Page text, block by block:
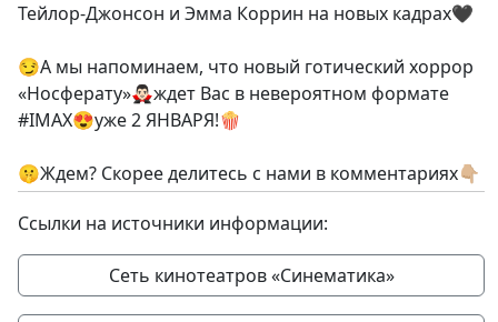
Тейлор-Джонсон и Эмма Коррин на новых кадрах🖤
😏А мы напоминаем, что новый готический хоррор
«Носферату»🧛🏻‍♂️ждет Вас в невероятном формате
#IMAX😍уже 2 ЯНВАРЯ!🍿
🤫Ждем? Скорее делитесь с нами в комментариях👇🏼
Ссылки на источники информации:
Сеть кинотеатров «Синематика»